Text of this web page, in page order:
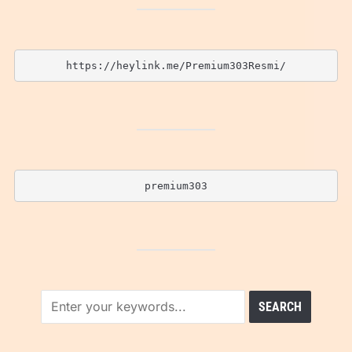
https://heylink.me/Premium303Resmi/
premium303